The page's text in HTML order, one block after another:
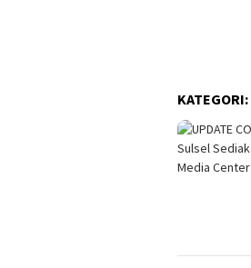
KATEGORI: